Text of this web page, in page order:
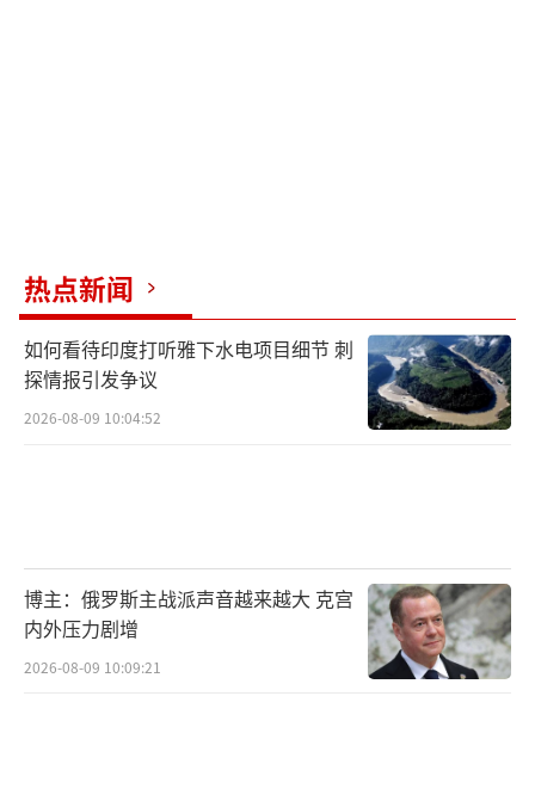
热点新闻
如何看待印度打听雅下水电项目细节 刺
探情报引发争议
2026-08-09 10:04:52
博主：俄罗斯主战派声音越来越大 克宫
内外压力剧增
2026-08-09 10:09:21